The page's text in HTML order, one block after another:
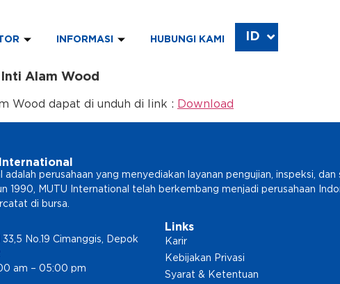
INFORMASI HUBUNGI KAMI ID
EN
Alam Wood
Wood dapat di unduh di link : Download
adalah perusahaan yang menyediakan layanan pengujian, inspeksi, dan
1990, MUTU International telah berkembang menjadi perusahaan
di bursa.
No.19 Cimanggis, Depok
am – 05:00 pm
Links
Karir
Kebijakan Privasi
Syarat & Ketentuan